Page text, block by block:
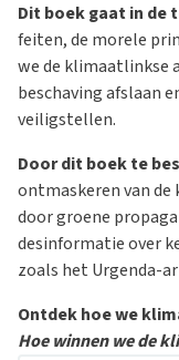
Dit boek gaat in de
feiten, de morele
we de klimaatlinkse
beschaving afslaan
veiligstellen.
Door dit boek te
ontmaskeren van
door groene
desinformatie over
zoals het Urgenda-
Ontdek hoe we
Hoe winnen we de